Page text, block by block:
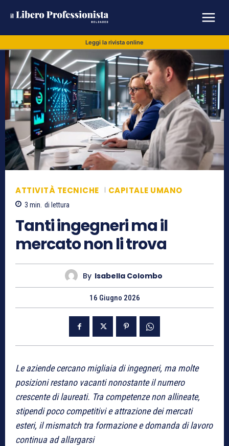
Leggi la rivista online
ATTIVITÀ TECNICHE CAPITALE UMANO
3 min. di lettura
Tanti ingegneri ma il
mercato non li trova
By Isabella Colombo
16 Giugno 2026
Le aziende cercano migliaia di ingegneri, ma molte
posizioni restano vacanti nonostante il numero
crescente di laureati. Tra competenze non allineate,
stipendi poco competitivi e attrazione dei mercati
esteri, il mismatch tra formazione e domanda di lavoro
continua ad allargarsi